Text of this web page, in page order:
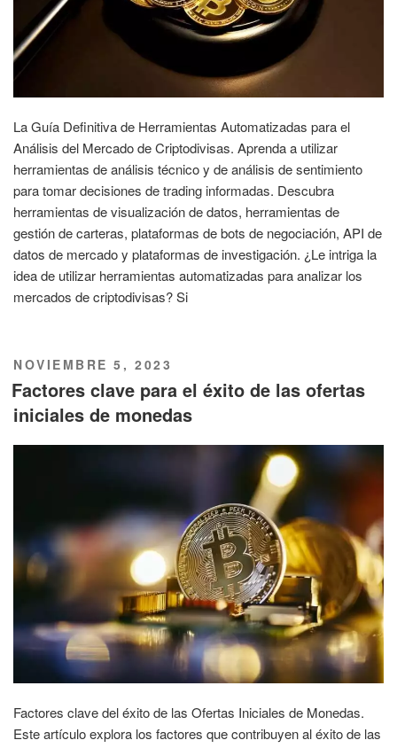
La Guía Definitiva de Herramientas Automatizadas para el
Análisis del Mercado de Criptodivisas. Aprenda a utilizar
herramientas de análisis técnico y de análisis de sentimiento
para tomar decisiones de trading informadas. Descubra
herramientas de visualización de datos, herramientas de
gestión de carteras, plataformas de bots de negociación, API de
datos de mercado y plataformas de investigación. ¿Le intriga la
idea de utilizar herramientas automatizadas para analizar los
mercados de criptodivisas? Si
PUBLICADO
EL
NOVIEMBRE 5, 2023
Factores clave para el éxito de las ofertas
iniciales de monedas
Factores clave del éxito de las Ofertas Iniciales de Monedas.
Este artículo explora los factores que contribuyen al éxito de las